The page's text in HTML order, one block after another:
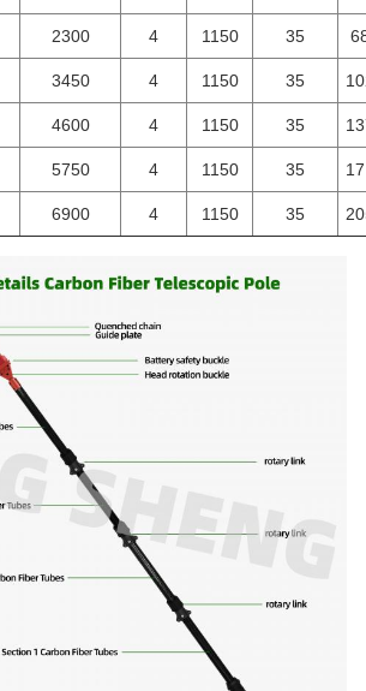
2300 4 1150 35
3450 4 1150 35
4600 4 1150 35
5750 4 1150 35
6900 4 1150 35